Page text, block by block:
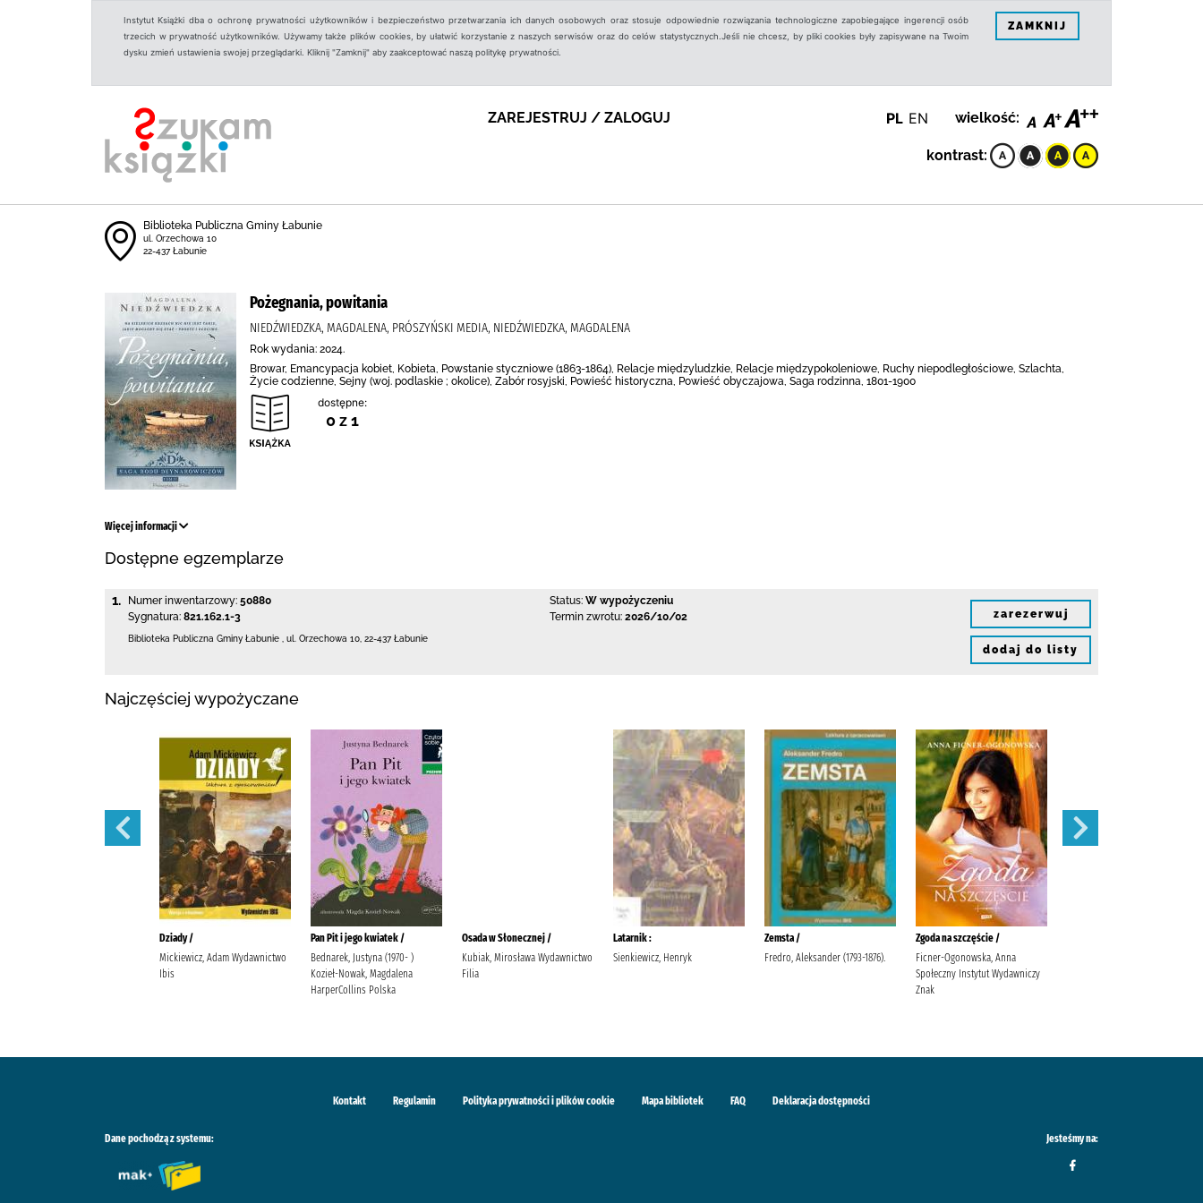
Instytut Książki dba o ochronę prywatności użytkowników i bezpieczeństwo przetwarzania ich danych osobowych oraz stosuje odpowiednie rozwiązania technologiczne zapobiegające ingerencji osób
trzecich w prywatność użytkowników. Używamy także plików cookies, by ułatwić korzystanie z naszych serwisów oraz do celów statystycznych.Jeśli nie chcesz, by pliki cookies były zapisywane na Twoim
dysku zmień ustawienia swojej przeglądarki. Kliknij "Zamknij" aby zaakceptować naszą politykę prywatności.
ZAMKNIJ
ZAREJESTRUJ / ZALOGUJ PL EN wielkość:
kontrast:
Biblioteka Publiczna Gminy Łabunie
ul. Orzechowa 10
22-437 Łabunie
Pożegnania, powitania
NIEDŹWIEDZKA, MAGDALENA, PRÓSZYŃSKI MEDIA, NIEDŹWIEDZKA, MAGDALENA
Rok wydania: 2024.
Browar, Emancypacja kobiet, Kobieta, Powstanie styczniowe (1863-1864), Relacje międzyludzkie, Relacje międzypokoleniowe, Ruchy niepodległościowe, Szlachta,
Życie codzienne, Sejny (woj. podlaskie ; okolice), Zabór rosyjski, Powieść historyczna, Powieść obyczajowa, Saga rodzinna, 1801-1900
dostępne:
0 z 1
Więcej informacji
Dostępne egzemplarze
1. Numer inwentarzowy: 50880
Sygnatura: 821.162.1-3
Status: W wypożyczeniu
Termin zwrotu: 2026/10/02
Biblioteka Publiczna Gminy Łabunie ul. Orzechowa 10 22-437 Łabunie
zarezerwuj
dodaj do listy
Najczęściej wypożyczane
Dziady /
Mickiewicz, Adam Wydawnictwo
Ibis
Pan Pit i jego kwiatek /
Bednarek, Justyna (1970- )
Kozieł-Nowak, Magdalena
HarperCollins Polska
Osada w Słonecznej /
Kubiak, Mirosława Wydawnictwo
Filia
Latarnik :
Sienkiewicz, Henryk
Zemsta /
Fredro, Aleksander (1793-1876).
Zgoda na szczęście /
Ficner-Ogonowska, Anna
Społeczny Instytut Wydawniczy
Znak
Kontakt Regulamin Polityka prywatności i plików cookie Mapa bibliotek FAQ Deklaracja dostępności
Dane pochodzą z systemu: Jesteśmy na: